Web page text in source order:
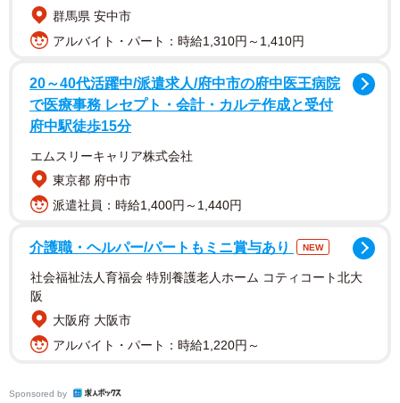
き本社）
レシピを考案したのは、総合学科調理系列３年の熊谷信
（１７）の３人。チーズと具材、トマトソース、「茶ノベ
ーゼソース」を３層に積み上げた立方体ピザで、上にクッ
キーやクリームチーズを盛り付けたスイーツのような見た
目が特徴。具材に万願寺とうがらしや賀茂なす、九条ねぎ
茶ノベーゼソースは、ジェノベーゼソースのバジルを市
内産のほうじ茶にアレンジしたもので、香りやトマトソー
園」全国大会で、地区予選を通過した１５チームの頂点に
群馬県 安中市
アルバイト・パート：時給1,310円～1,410円
20～40代活躍中/派遣求人/府中市の府中医王病院
で医療事務 レセプト・会計・カルテ作成と受付
府中駅徒歩15分
エムスリーキャリア株式会社
東京都 府中市
派遣社員：時給1,400円～1,440円
介護職・ヘルパー/パートもミニ賞与あり NEW
社会福祉法人育福会 特別養護老人ホーム コティコート北大
阪
大阪府 大阪市
アルバイト・パート：時給1,220円～
Sponsored by